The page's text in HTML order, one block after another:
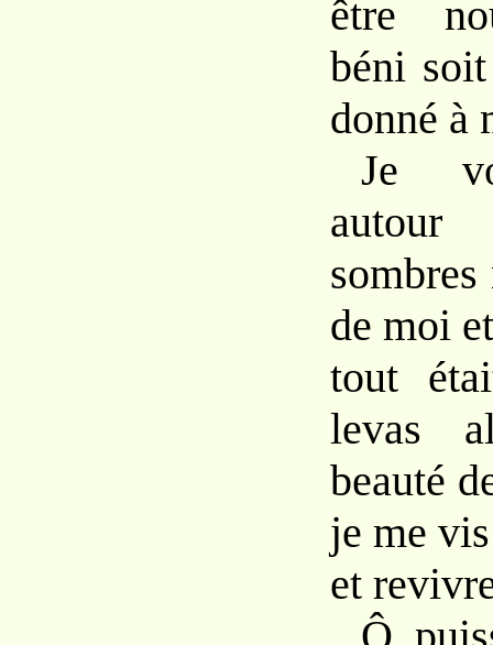
être
béni
donné à
Je
sombres
de moi
tout
levas
beauté
je me
et